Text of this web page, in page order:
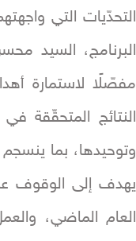
التحدّيات التي
البرنامج، السيد
مفصّلًا لاستمارة
وتوحيدها، بما
يهدف إلى الوقوف
العام الماضي،